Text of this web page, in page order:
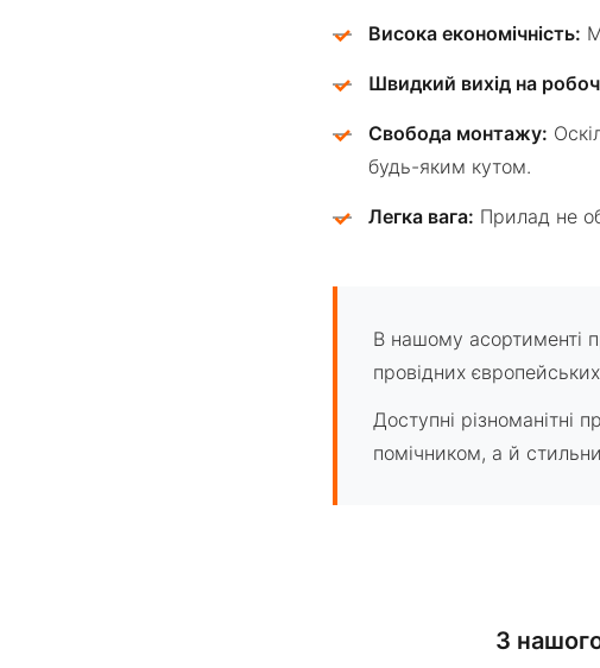
✓ Висока економічність:
✓ Швидкий вихід на
✓ Свобода монтажу:
будь-яким кутом.
✓ Легка вага: Прилад не
В нашому асортименті
провідних
Доступні різноманітні
помічником, а й
З